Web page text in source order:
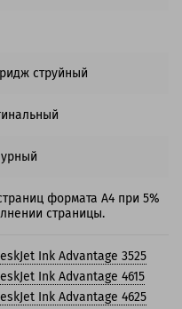
струйный
формата А4 при 5%
страницы.
Ink Advantage 3525
Ink Advantage 4615
Ink Advantage 4625